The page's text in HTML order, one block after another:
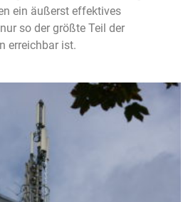
ein äußerst effektives
so der größte Teil der
erreichbar ist.